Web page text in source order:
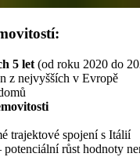
5 let (od roku 2020 do
z nejvyšších v Evropě
trajektové spojení s Itálií
potenciální růst hodnoty